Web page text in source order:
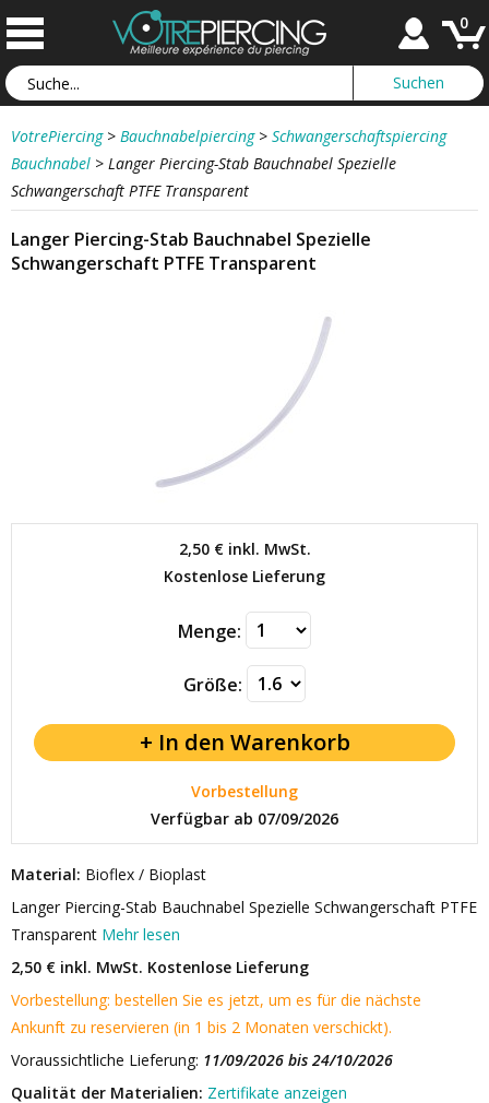
0
VotrePiercing > Bauchnabelpiercing > Schwangerschaftspiercing
Bauchnabel > Langer Piercing-Stab Bauchnabel Spezielle
Schwangerschaft PTFE Transparent
Langer Piercing-Stab Bauchnabel Spezielle
Schwangerschaft PTFE Transparent
2,50 €inkl. MwSt.
Kostenlose Lieferung
Menge:
Größe:
Vorbestellung
Verfügbar ab 07/09/2026
Material: Bioflex / Bioplast
Langer Piercing-Stab Bauchnabel Spezielle Schwangerschaft PTFE
Transparent Mehr lesen
2,50 € inkl. MwSt. Kostenlose Lieferung
Vorbestellung: bestellen Sie es jetzt, um es für die nächste
Ankunft zu reservieren (in 1 bis 2 Monaten verschickt).
Voraussichtliche Lieferung: 11/09/2026 bis 24/10/2026
Qualität der Materialien: Zertifikate anzeigen